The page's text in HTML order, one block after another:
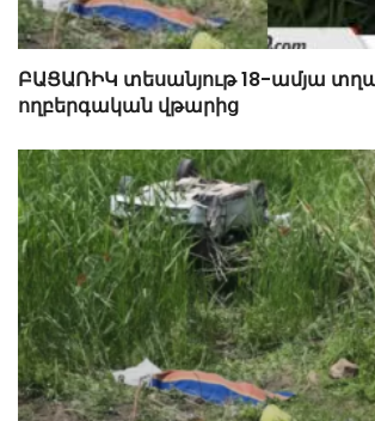
ԲԱՑԱՌԻԿ տեսանյութ 18-ամյա
ողբերգական վթարից